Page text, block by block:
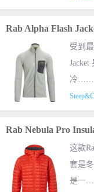
Rab Alpha Flash
受到
冷……
Rab Nebula Pro
这款
套是
是一